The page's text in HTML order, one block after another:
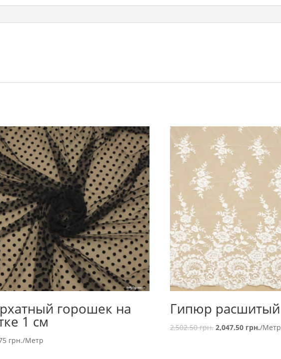
горошек на
1 см
грн./Метр
Гипюр расшитый
2,502.50грн. 2,047.50 грн./Метр